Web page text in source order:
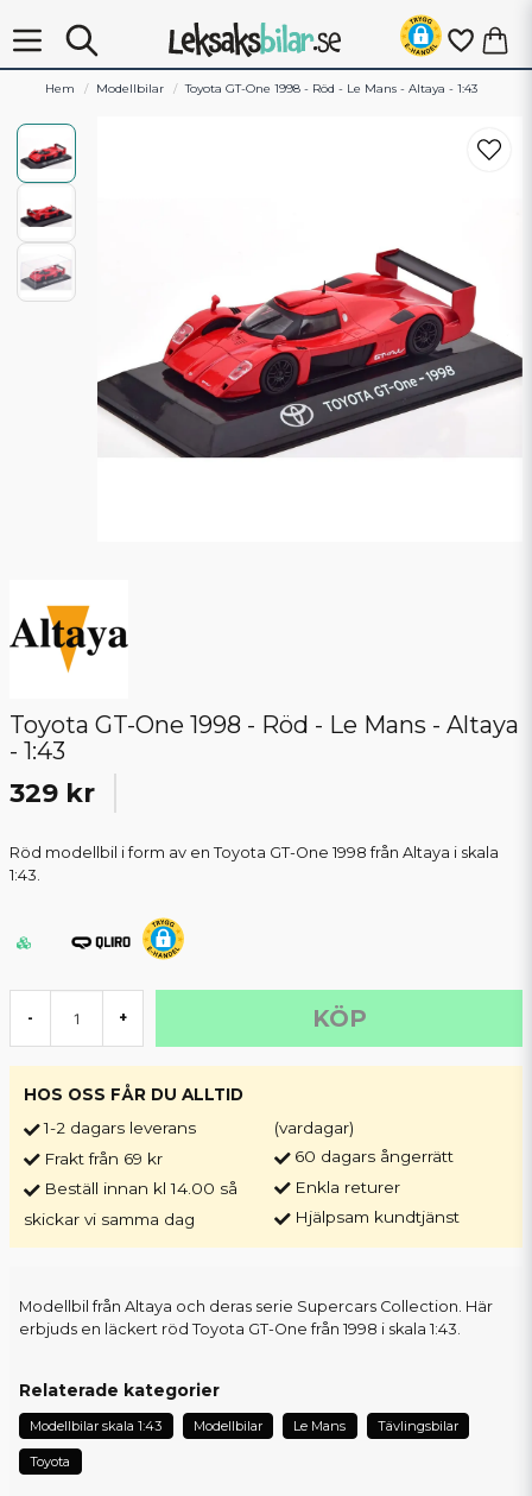
Hem Modellbilar Toyota GT-One 1998 - Röd - Le Mans - Altaya - 1:43
Toyota GT-One 1998 - Röd - Le Mans - Altaya
- 1:43
329 kr
Röd modellbil i form av en Toyota GT-One 1998 från Altaya i skala
1:43.
- + KÖP
HOS OSS FÅR DU ALLTID
1-2 dagars leverans
Frakt från 69 kr
Beställ innan kl 14.00 så
skickar vi samma dag
(vardagar)
60 dagars ångerrätt
Enkla returer
Hjälpsam kundtjänst
Modellbil från Altaya och deras serie Supercars Collection. Här
erbjuds en läckert röd Toyota GT-One från 1998 i skala 1:43.
Relaterade kategorier
Modellbilar skala 1:43 Modellbilar Le Mans Tävlingsbilar
Toyota